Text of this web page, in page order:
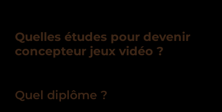
Quelles études pour devenir
concepteur jeux vidéo ?
Quel diplôme ?